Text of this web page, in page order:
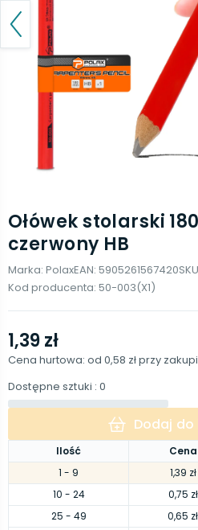
Ołówek stolarski
czerwony HB
Marka: PolaxEAN: 5905261567420
Kod producenta: 50-003(X1)
Ilość Cena
1 - 9 1,39 zł
10 - 24 0,75 zł
25 - 49 0,65 zł
1,39 zł
Cena hurtowa: od 0,58 złprzy
Dostępne sztuki : 0
Dodaj do